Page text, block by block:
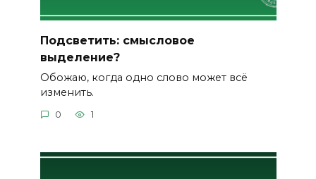
Подсветить: смысловое
выделение?
Обожаю, когда одно слово может всё
изменить.
0 1